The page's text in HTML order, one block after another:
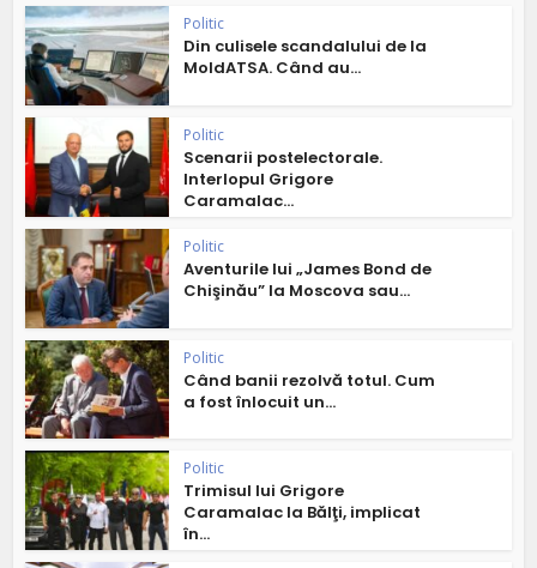
Politic
Din culisele scandalului de la
MoldATSA. Când au...
Politic
Scenarii postelectorale.
Interlopul Grigore
Caramalac...
Politic
Aventurile lui „James Bond de
Chişinău” la Moscova sau...
Politic
Când banii rezolvă totul. Cum
a fost înlocuit un...
Politic
Trimisul lui Grigore
Caramalac la Bălţi, implicat
în...